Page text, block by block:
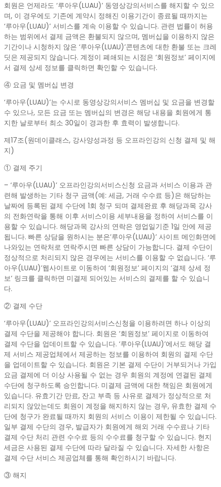
회원은 언제라도 ‘루아우(LUAU)’ 동영상강의서비스를 해지할 수 있으
며, 이 경우에도 기존에 계약시 정해진 이용기간이 종료될 때까지는
‘루아우(LUAU)’ 서비스를 계속 이용할 수 있습니다. 관련 법률이 허용
하는 범위에서 결제 금액은 환불되지 않으며, 멤버십을 이용하지 않은
기간이나 시청하지 않은 ‘루아우(LUAU)’콘텐츠에 대한 환불 또는 크레
딧은 제공되지 않습니다. 계정이 폐쇄되는 시점은 ‘회원정보’ 페이지에
서 결제 상세 정보를 클릭하면 확인할 수 있습니다.
④ 요금 및 멤버십 변경
‘루아우(LUAU)’는 수시로 동영상강의서비스 멤버십 및 요금을 변경할
수 있으나, 모든 요금 또는 멤버십의 변경은 해당 내용을 회원에게 통
지한 날로부터 최소 30일이 경과한 후 효력이 발생합니다.
제17조(원데이클래스, 강사양성과정 등 오프라인강의 신청 결제 및 해
지)
① 결제 주기
– ‘루아우(LUAU)’ 오프라인강의서비스신청 요금과 서비스 이용과 관
련해 발생하는 기타 청구 금액(예: 세금, 거래 수수료 등)은 해당하는
날짜에 등록된 결제 수단에 1회 청구 되며 결제완료 후 해당과목 강사
의 전화연락을 통해 이후 서비스이용 세부내용을 정하여 서비스를 이
용할 수 있습니다. 해당과목 강사의 연락은 영업일기준 1일 안에 제공
됩니다. 빠른 상담을 원하시는 분은’루아우(LUAU)’ 사이트 메인화면에
나와있는 연락처로 연락주시면 빠른 상담이 가능합니다. 결제 수단이
정상적으로 처리되지 않은 경우에는 서비스를 이용할 수 없습니다. ‘루
아우(LUAU)’웹사이트로 이동하여 ‘회원정보’ 페이지의 ‘결제 상세 정
보’ 링크를 클릭하면 미결제 되어있는 서비스의 결제를 할 수 있습니
다.
② 결제 수단
‘루아우(LUAU)’ 오프라인강의서비스신청을 이용하려면 하나 이상의
결제 수단을 제공해야 합니다. 회원은 ‘회원정보’ 페이지로 이동하여
결제 수단을 업데이트할 수 있습니다. ‘루아우(LUAU)’에서도 해당 결
제 서비스 제공업체에서 제공하는 정보를 이용하여 회원의 결제 수단
을 업데이트할 수 있습니다. 회원은 기본 결제 수단이 거부되거나 가입
요금 결제에 더 이상 사용될 수 없는 경우 회원의 계정에 연결된 결제
수단에 청구하도록 승인합니다. 미결제 금액에 대한 책임은 회원에게
있습니다. 유효기간 만료, 잔고 부족 등 사유로 결제가 정상적으로 처
리되지 않았는데도 회원이 계정을 해지하지 않는 경우, 유효한 결제 수
단에 청구가 완료될 때까지 회원의 서비스 이용이 제한될 수 있습니다.
일부 결제 수단의 경우, 발급자가 회원에게 해외 거래 수수료나 기타
결제 수단 처리 관련 수수료 등의 수수료를 청구할 수 있습니다. 현지
세금은 사용된 결제 수단에 따라 달라질 수 있습니다. 자세한 사항은
결제 수단 서비스 제공업체를 통해 확인하시기 바랍니다.
③ 해지